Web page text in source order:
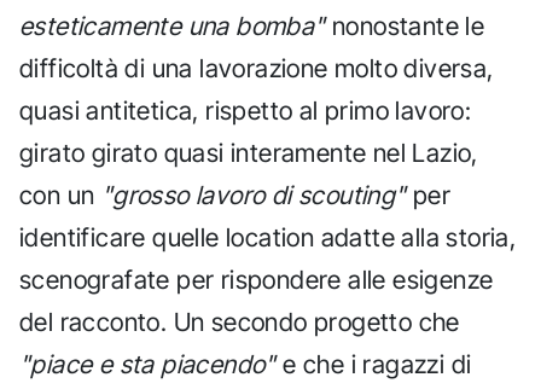
esteticamente una bomba"nonostante le
difficoltà di una lavorazione molto diversa,
quasi antitetica, rispetto al primo lavoro:
girato girato quasi interamente nel Lazio,
con un "grosso lavoro di scouting"per
identificare quelle location adatte alla storia,
scenografate per rispondere alle esigenze
del racconto. Un secondo progetto che
"piace e sta piacendo"e che i ragazzi di